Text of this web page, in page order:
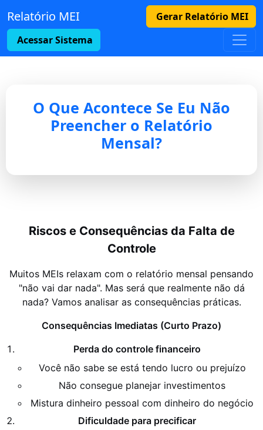
Relatório MEI
Gerar Relatório MEI
Acessar Sistema
O Que Acontece Se Eu Não
Preencher o Relatório
Mensal?
Riscos e Consequências da Falta de
Controle
Muitos MEIs relaxam com o relatório mensal pensando
"não vai dar nada". Mas será que realmente não dá
nada? Vamos analisar as consequências práticas.
Consequências Imediatas (Curto Prazo)
Perda do controle financeiro
Você não sabe se está tendo lucro ou prejuízo
Não consegue planejar investimentos
Mistura dinheiro pessoal com dinheiro do negócio
Dificuldade para precificar